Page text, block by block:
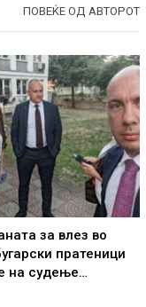
ПОВЕЌЕ ОД АВТОРОТ
за влез во
пратеници
на судење…